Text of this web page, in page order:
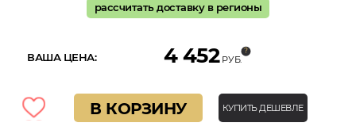
рассчитать доставку в регионы
ВАША ЦЕНА: 4 452 РУБ.
В КОРЗИНУ КУПИТЬ ДЕШЕВЛЕ